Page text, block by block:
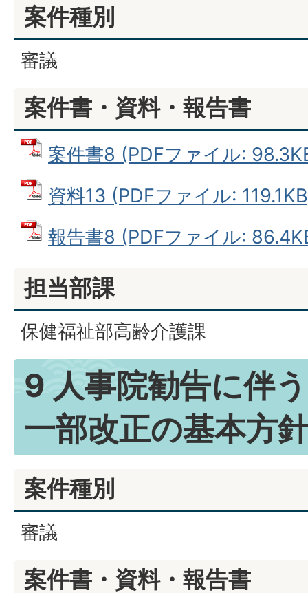
案件種別
審議
案件書・資料・報告書
案件書8 (PDFファイル:
資料13 (PDFファイル:
報告書8 (PDFファイル:
担当部課
保健福祉部高齢介護課
9 人事院勧告に伴
一部改正の基本方
案件種別
審議
案件書・資料・報告書